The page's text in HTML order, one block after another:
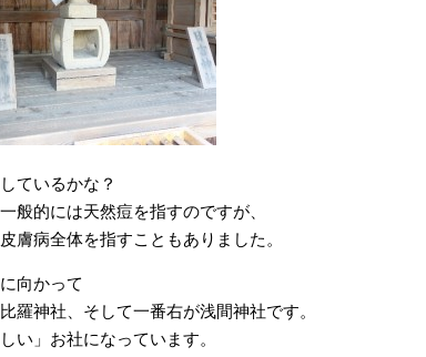
ているかな？
般的には天然痘を指すのですが、
膚病全体を指すこともありました。
向かって
羅神社、そして一番右が浅間神社です。
い」お社になっています。